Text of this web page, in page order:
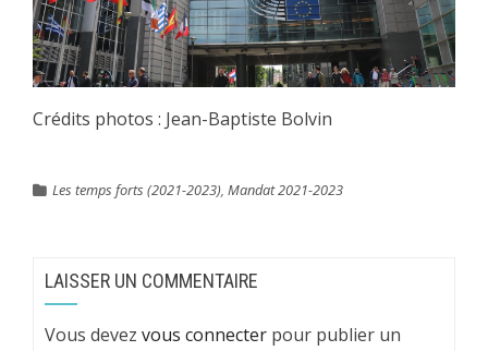
Crédits photos : Jean-Baptiste Bolvin
Les temps forts (2021-2023), Mandat 2021-2023
LAISSER UN COMMENTAIRE
Vous devez vous connecter pour publier un